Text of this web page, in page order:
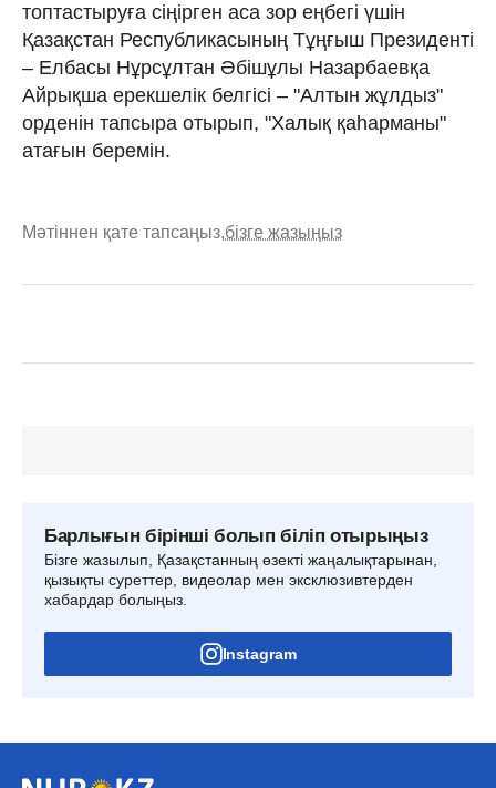
топтастыруға сіңірген аса зор еңбегі үшін
Қазақстан Республикасының Тұңғыш Президенті
– Елбасы Нұрсұлтан Әбішұлы Назарбаевқа
Айрықша ерекшелік белгісі – "Алтын жұлдыз"
орденін тапсыра отырып, "Халық қаһарманы"
атағын беремін.
Мәтіннен қате тапсаңыз,бізге жазыңыз
Барлығын бірінші болып біліп отырыңыз
Бізге жазылып, Қазақстанның өзекті жаңалықтарынан,
қызықты суреттер, видеолар мен эксклюзивтерден
хабардар болыңыз.
Instagram